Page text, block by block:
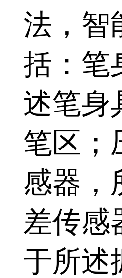
法，智
括：笔
述笔身
笔区；
感器，
差传感
于所述